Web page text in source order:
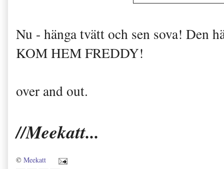
Nu - hänga tvätt och sen sova! Den
KOM HEM FREDDY!
over and out.
//Meekatt...
© Meekatt